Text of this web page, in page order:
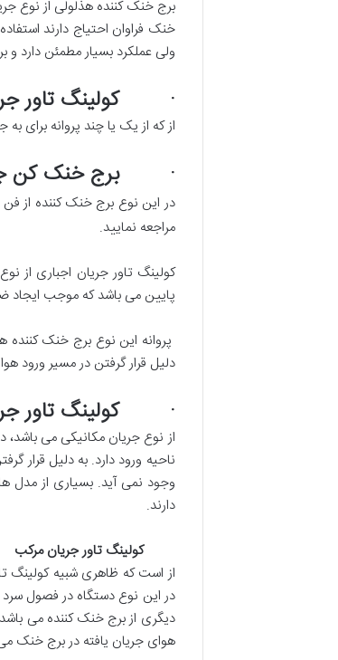
برج خنک کننده هذلولی از نوع
خنک فراوان احتیاج دارند
ولی عملکرد بسیار مطمئن دارد
· کولینگ تاور
از که از یک یا چند پروانه برای
· برج خنک کن
در این نوع برج خنک کننده از
مراجعه نمایید.
کولینگ تاور جریان اجباری از
پایین می باشد که موجب
پروانه این نوع برج خنک کننده
دلیل قرار گرفتن در مسیر ورود
· کولینگ تاور
از نوع جریان مکانیکی می
ناحیه ورود دارد. به دلیل
وجود نمی آید. بسیاری از مدل
دارند.
کولینگ تاور جریان مرکب
از است که ظاهری شبیه کولینگ
در این نوع دستگاه در فصول
دیگری از برج خنک کننده می
هوای جریان یافته در برج